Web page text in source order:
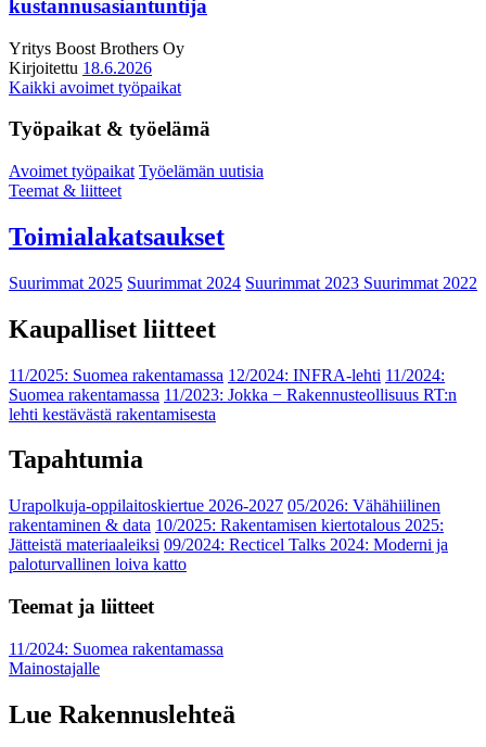
kustannusasiantuntija
Yritys Boost Brothers Oy
Kirjoitettu 18.6.2026
Kaikki avoimet työpaikat
Työpaikat & työelämä
Avoimet työpaikat Työelämän uutisia
Teemat & liitteet
Toimialakatsaukset
Suurimmat 2025 Suurimmat 2024 Suurimmat 2023 Suurimmat 2022
Kaupalliset liitteet
11/2025: Suomea rakentamassa 12/2024: INFRA-lehti 11/2024:
Suomea rakentamassa 11/2023: Jokka − Rakennusteollisuus RT:n
lehti kestävästä rakentamisesta
Tapahtumia
Urapolkuja-oppilaitoskiertue 2026-2027 05/2026: Vähähiilinen
rakentaminen & data 10/2025: Rakentamisen kiertotalous 2025:
Jätteistä materiaaleiksi 09/2024: Recticel Talks 2024: Moderni ja
paloturvallinen loiva katto
Teemat ja liitteet
11/2024: Suomea rakentamassa
Mainostajalle
Lue Rakennuslehteä